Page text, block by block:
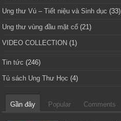
Ung thư Vú – Tiết niệu và Sinh dục (33)
Ung thư vùng đầu mặt cổ (21)
VIDEO COLLECTION (1)
Tin tức (246)
Tủ sách Ung Thư Học (4)
Gần đây Popular Comments